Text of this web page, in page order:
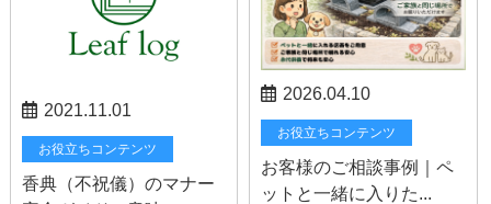
2021.11.01
お役立ちコンテンツ
香典（不祝儀）のマナー
2026.04.10
お役立ちコンテンツ
お客様のご相談事例｜ペ
ットと一緒に入りた...